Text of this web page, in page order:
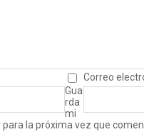
Correo
Gua
rda
mi
la próxima vez que